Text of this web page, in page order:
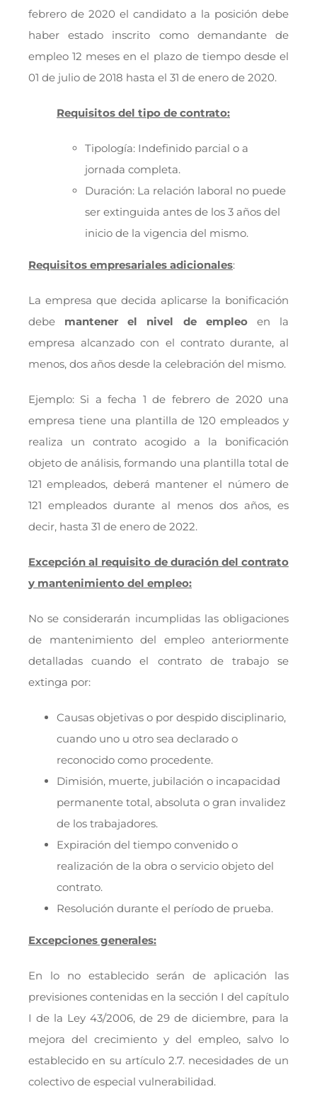
febrero de 2020 el candidato a la posición debe
haber estado inscrito como demandante de
empleo 12 meses en el plazo de tiempo desde el
01 de julio de 2018 hasta el 31 de enero de 2020.
Requisitos del tipo de contrato:
Tipología: Indefinido parcial o a
jornada completa.
Duración: La relación laboral no puede
ser extinguida antes de los 3 años del
inicio de la vigencia del mismo.
Requisitos empresariales adicionales:
La empresa que decida aplicarse la bonificación
debe mantener el nivel de empleoen la
empresa alcanzado con el contrato durante, al
menos, dos años desde la celebración del mismo.
Ejemplo: Si a fecha 1 de febrero de 2020 una
empresa tiene una plantilla de 120 empleados y
realiza un contrato acogido a la bonificación
objeto de análisis, formando una plantilla total de
121 empleados, deberá mantener el número de
121 empleados durante al menos dos años, es
decir, hasta 31 de enero de 2022.
Excepción al requisito de duración del contrato
y mantenimiento del empleo:
No se considerarán incumplidas las obligaciones
de mantenimiento del empleo anteriormente
detalladas cuando el contrato de trabajo se
extinga por:
Causas objetivas o por despido disciplinario,
cuando uno u otro sea declarado o
reconocido como procedente.
Dimisión, muerte, jubilación o incapacidad
permanente total, absoluta o gran invalidez
de los trabajadores.
Expiración del tiempo convenido o
realización de la obra o servicio objeto del
contrato.
Resolución durante el período de prueba.
Excepciones generales:
En lo no establecido serán de aplicación las
previsiones contenidas en la sección I del capítulo
I de la Ley 43/2006, de 29 de diciembre, para la
mejora del crecimiento y del empleo, salvo lo
establecido en su artículo 2.7. necesidades de un
colectivo de especial vulnerabilidad.